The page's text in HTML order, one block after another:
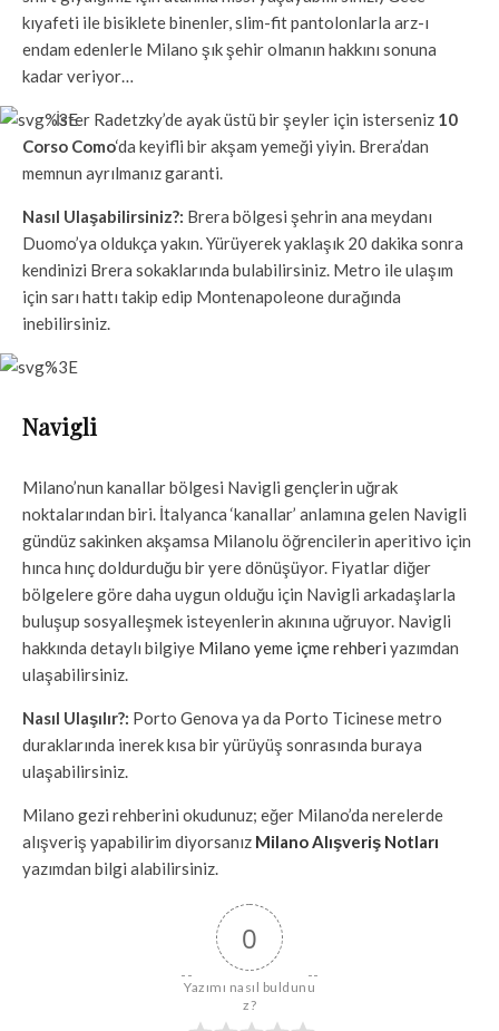
kıyafeti ile bisiklete binenler, slim-fit pantolonlarla arz-ı
endam edenlerle Milano şık şehir olmanın hakkını sonuna
kadar veriyor…
İster Radetzky’de ayak üstü bir şeyler için isterseniz 10
Corso Como‘da keyifli bir akşam yemeği yiyin. Brera’dan
memnun ayrılmanız garanti.
Nasıl Ulaşabilirsiniz?: Brera bölgesi şehrin ana meydanı
Duomo’ya oldukça yakın. Yürüyerek yaklaşık 20 dakika sonra
kendinizi Brera sokaklarında bulabilirsiniz. Metro ile ulaşım
için sarı hattı takip edip Montenapoleone durağında
inebilirsiniz.
Navigli
Milano’nun kanallar bölgesi Navigli gençlerin uğrak
noktalarından biri. İtalyanca ‘kanallar’ anlamına gelen Navigli
gündüz sakinken akşamsa Milanolu öğrencilerin aperitivo için
hınca hınç doldurduğu bir yere dönüşüyor. Fiyatlar diğer
bölgelere göre daha uygun olduğu için Navigli arkadaşlarla
buluşup sosyalleşmek isteyenlerin akınına uğruyor. Navigli
hakkında detaylı bilgiye Milano yeme içme rehberi yazımdan
ulaşabilirsiniz.
Nasıl Ulaşılır?: Porto Genova ya da Porto Ticinese metro
duraklarında inerek kısa bir yürüyüş sonrasında buraya
ulaşabilirsiniz.
Milano gezi rehberini okudunuz; eğer Milano’da nerelerde
alışveriş yapabilirim diyorsanız Milano Alışveriş Notları
yazımdan bilgi alabilirsiniz.
0
Yazımı nasıl buldunu
z?